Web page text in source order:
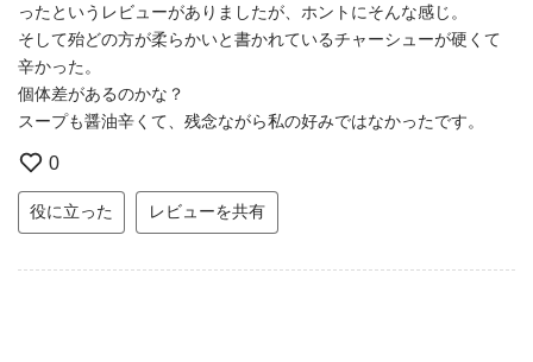
ったというレビューがありましたが、ホントにそんな感じ。
そして殆どの方が柔らかいと書かれているチャーシューが硬くて
辛かった。
個体差があるのかな？
スープも醤油辛くて、残念ながら私の好みではなかったです。
0
役に立った レビューを共有